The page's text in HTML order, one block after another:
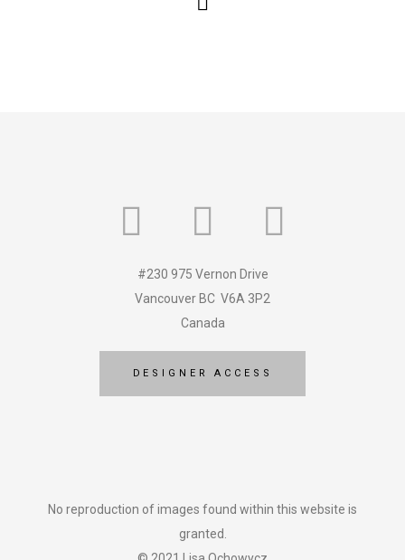
#230 975 Vernon Drive
Vancouver BC V6A 3P2
Canada
DESIGNER ACCESS
No reproduction of images found within this website is
granted.